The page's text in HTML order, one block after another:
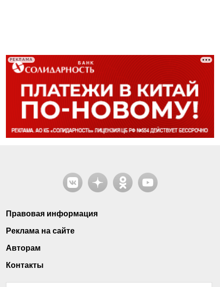
РЕКЛАМА
Правовая информация
Реклама на сайте
Авторам
Контакты